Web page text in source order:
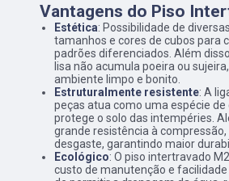
Vantagens do Piso
Estética: Possibilidade de
tamanhos e cores de cubos para
padrões diferenciados. Além
lisa não acumula poeira ou
ambiente limpo e bonito.
Estruturalmente resistente: A
peças atua como uma espécie de
protege o solo das intempéries.
grande resistência à
desgaste, garantindo maior
Ecológico: O piso intertravado
custo de manutenção e